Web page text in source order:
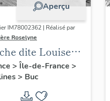
Aperçu
IM78002362 | Réalisé par
Roselyne
dite Louise
Adélaïde
> Île-de-France >
> Buc